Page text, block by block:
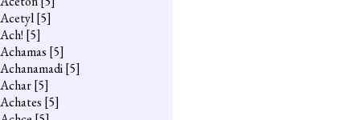
Acetyl[5]
Ach! [5]
Achamas [5]
Achanamadi[5]
Achar[5]
Achates [5]